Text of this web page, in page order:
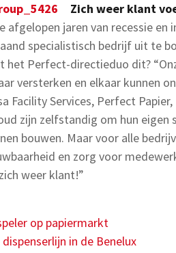
Zich weer klant
afgelopen jaren van recessie en
specialistisch bedrijf uit te
het Perfect-directieduo dit?
versterken en elkaar kunnen
Facility Services, Perfect
zijn zelfstandig om hun eigen
bouwen. Maar voor alle
en zorg voor
weer klant!”
op papiermarkt
in de Benelux